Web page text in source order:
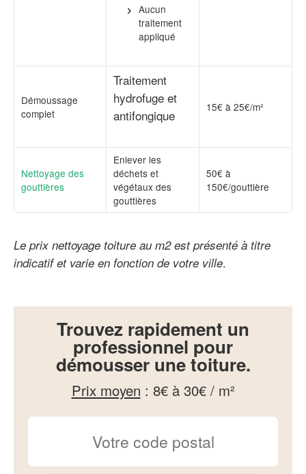
Aucun
traitement
appliqué
Démoussage
complet
Traitement
hydrofuge et
antifongique
15€ à 25€/m²
Nettoyage des
gouttières
Enlever les
déchets et
végétaux des
gouttières
50€ à
150€/gouttière
Le prix nettoyage toiture au m2 est présenté à titre
indicatif et varie en fonction de votre ville.
Trouvez rapidement un
professionnel pour
démousser une toiture.
Prix moyen : 8€ à 30€ / m²